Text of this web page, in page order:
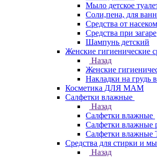
Мыло детское
Соли,пена, для
Средства от
Средства при загаре
Шампунь детский
Женские гигиенические
Назад
Женские
Накладки на грудь
Косметика ДЛЯ МАМ
Салфетки влажные
Назад
Салфетки влажные
Салфетки влажные
Салфетки влажные
Средства для стирки и
Назад